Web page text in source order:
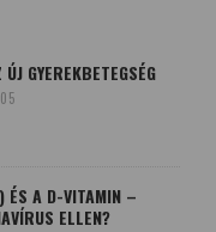
GYEREKBETEGSÉG
ÉS A D-VITAMIN –
ELLEN?